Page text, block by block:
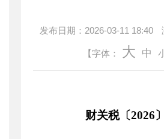
发布日期： 2026-03-11 18:40
【字体： 大 中
财关税〔2026